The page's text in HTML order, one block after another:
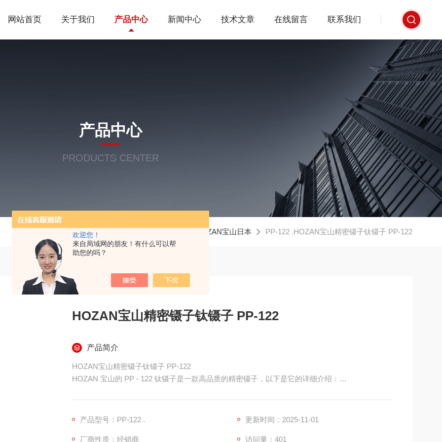
欢迎您！
来自局域网的朋友！有什么可以帮
助您的吗？
网站首页 关于我们 产品中心 新闻中心 技术文章 在线留言 联系我们
产品中心
PRODUCTS CENTER
当前位置：首页 HOZAN宝山日本 PP-122 .HOZAN宝山精密镊子钛镊子 PP-122
HOZAN宝山精密镊子钛镊子 PP-122
产品简介
HOZAN宝山精密镊子钛镊子 PP-122
HOZAN 宝山的 PP - 122 钛镊子是一款高品质的精密镊子，以下是它的详细介绍：
这使得镊子既便于操作，长时间使用不易手部疲劳，又能适应各种复杂的工作环境，尤其适合在对
规格：
产品型号：PP-122 . 更新时间：2025-11-01
厂商性质：经销商 访问量：401